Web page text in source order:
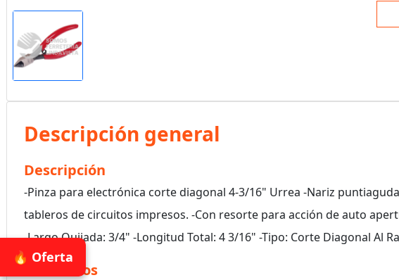
🔥 Oferta
Descripción general
Descripción
-Pinza para electrónica corte diagonal 4-3/16" Urrea -Nariz
tableros de circuitos impresos. -Con resorte para acción de auto
-Largo Quijada: 3/4" -Longitud Total: 4 3/16" -Tipo: Corte Diagonal Al
Accesorios